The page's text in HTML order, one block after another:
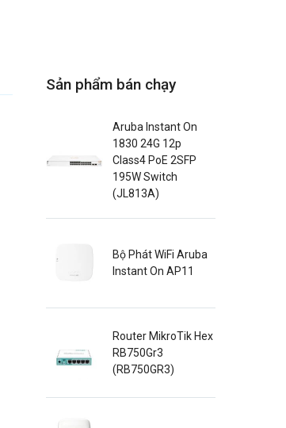
Sản phẩm bán chạy
Aruba Instant On
1830 24G 12p
Class4 PoE 2SFP
195W Switch
(JL813A)
Bộ Phát WiFi Aruba
Instant On AP11
Router MikroTik Hex
RB750Gr3
(RB750GR3)